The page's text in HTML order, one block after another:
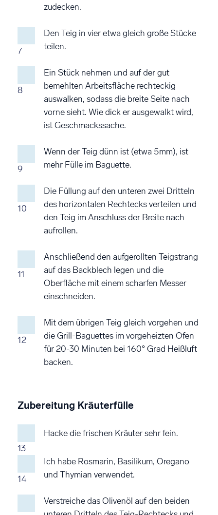
zudecken.
7
Den Teig in vier etwa gleich große Stücke
teilen.
8
Ein Stück nehmen und auf der gut
bemehlten Arbeitsfläche rechteckig
auswalken, sodass die breite Seite nach
vorne sieht. Wie dick er ausgewalkt wird,
ist Geschmackssache.
9
Wenn der Teig dünn ist (etwa 5mm), ist
mehr Fülle im Baguette.
10
Die Füllung auf den unteren zwei Dritteln
des horizontalen Rechtecks verteilen und
den Teig im Anschluss der Breite nach
aufrollen.
11
Anschließend den aufgerollten Teigstrang
auf das Backblech legen und die
Oberfläche mit einem scharfen Messer
einschneiden.
12
Mit dem übrigen Teig gleich vorgehen und
die Grill-Baguettes im vorgeheizten Ofen
für 20-30 Minuten bei 160° Grad Heißluft
backen.
Zubereitung Kräuterfülle
13
Hacke die frischen Kräuter sehr fein.
14
Ich habe Rosmarin, Basilikum, Oregano
und Thymian verwendet.
Verstreiche das Olivenöl auf den beiden